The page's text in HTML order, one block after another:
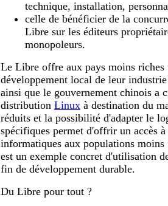
technique, installation,
celle de bénéficier de la
Libre sur les éditeurs
monopoleurs.
Le Libre offre aux pays moins riches
développement local de leur
ainsi que le gouvernement chinois a
distribution Linux à destination du
réduits et la possibilité d'adapter le
spécifiques permet d'offrir un accès à
informatiques aux populations
est un exemple concret d'utilisation
fin de développement durable.
Du Libre pour tout ?